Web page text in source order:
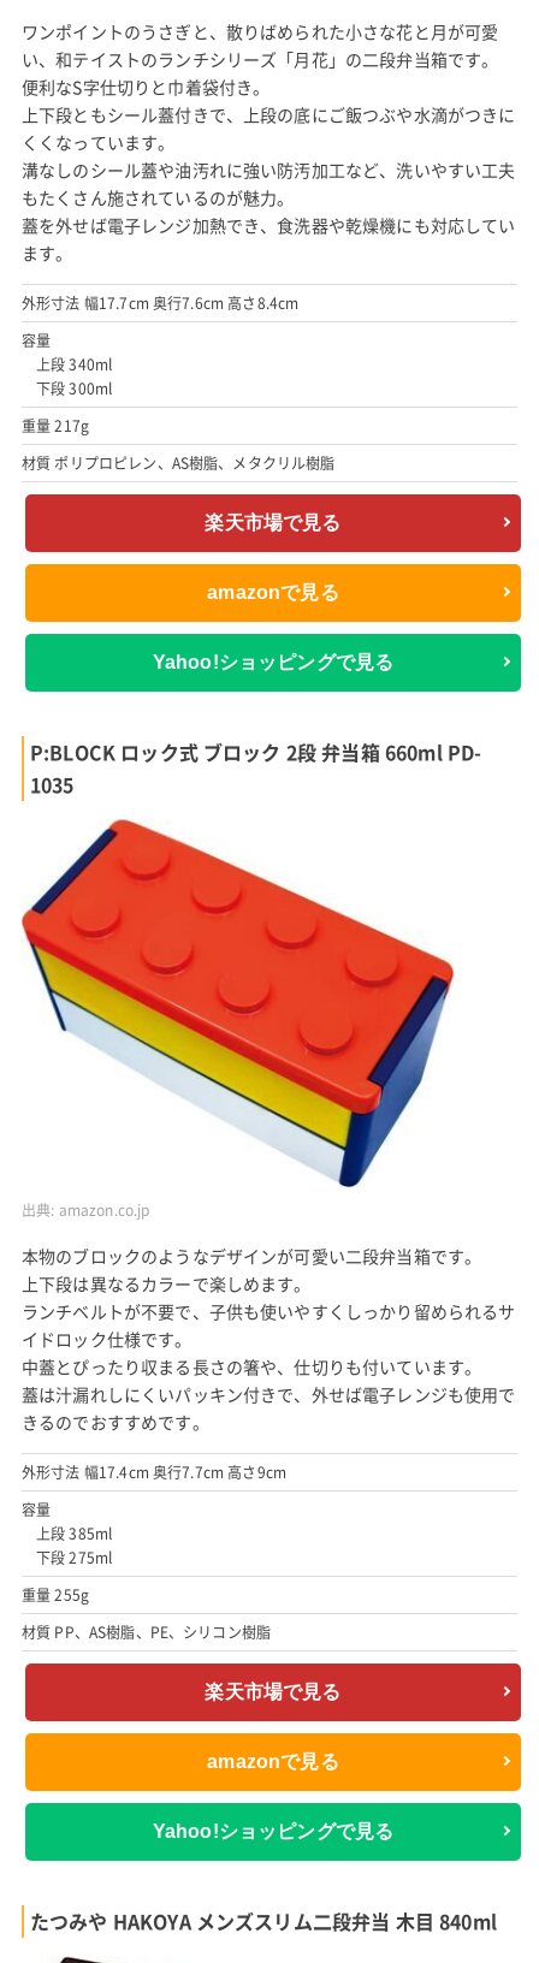
ワンポイントのうさぎと、散りばめられた小さな花と月が可愛
い、和テイストのランチシリーズ「月花」の二段弁当箱です。
便利なS字仕切りと巾着袋付き。
上下段ともシール蓋付きで、上段の底にご飯つぶや水滴がつきに
くくなっています。
溝なしのシール蓋や油汚れに強い防汚加工など、洗いやすい工夫
もたくさん施されているのが魅力。
蓋を外せば電子レンジ加熱でき、食洗器や乾燥機にも対応してい
ます。
外形寸法 幅17.7cm 奥行7.6cm 高さ8.4cm
容量
上段 340ml
下段 300ml
重量 217g
材質 ポリプロピレン、AS樹脂、メタクリル樹脂
楽天市場で見る
amazonで見る
Yahoo!ショッピングで見る
P:BLOCK ロック式 ブロック 2段 弁当箱 660ml PD-
1035
出典: amazon.co.jp
本物のブロックのようなデザインが可愛い二段弁当箱です。
上下段は異なるカラーで楽しめます。
ランチベルトが不要で、子供も使いやすくしっかり留められるサ
イドロック仕様です。
中蓋とぴったり収まる長さの箸や、仕切りも付いています。
蓋は汁漏れしにくいパッキン付きで、外せば電子レンジも使用で
きるのでおすすめです。
外形寸法 幅17.4cm 奥行7.7cm 高さ9cm
容量
上段 385ml
下段 275ml
重量 255g
材質 PP、AS樹脂、PE、シリコン樹脂
楽天市場で見る
amazonで見る
Yahoo!ショッピングで見る
たつみや HAKOYA メンズスリム二段弁当 木目 840ml